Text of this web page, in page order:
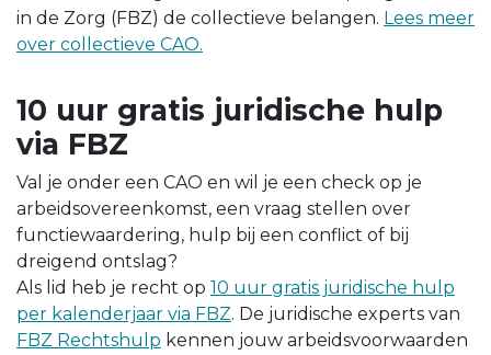
in de Zorg (FBZ) de collectieve belangen. Lees meer
over collectieve CAO.
10 uur gratis juridische hulp
via FBZ
Val je onder een CAO en wil je een check op je
arbeidsovereenkomst, een vraag stellen over
functiewaardering, hulp bij een conflict of bij
dreigend ontslag?
Als lid heb je recht op 10 uur gratis juridische hulp
per kalenderjaar via FBZ. De juridische experts van
FBZ Rechtshulp kennen jouw arbeidsvoorwaarden